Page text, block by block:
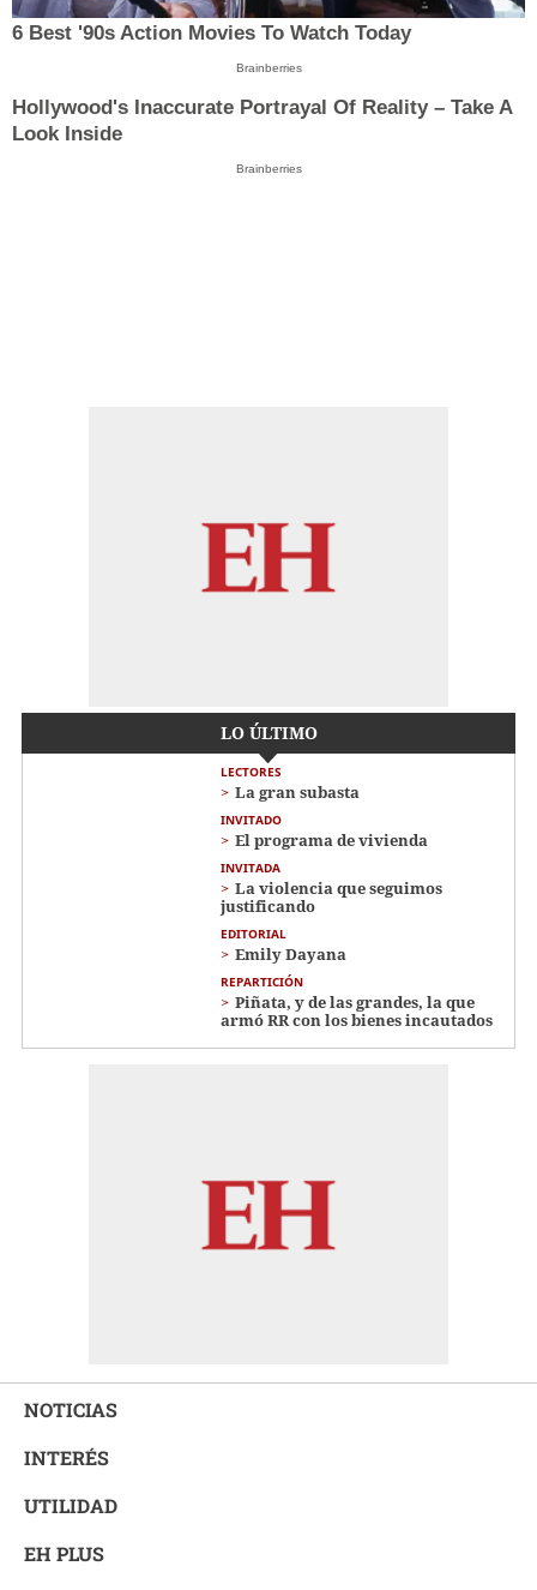
6 Best '90s Action Movies To Watch Today
Brainberries
Hollywood's Inaccurate Portrayal Of Reality – Take A
Look Inside
Brainberries
LO ÚLTIMO
LECTORES
La gran subasta
INVITADO
El programa de vivienda
INVITADA
La violencia que seguimos
justificando
EDITORIAL
Emily Dayana
REPARTICIÓN
Piñata, y de las grandes, la que
armó RR con los bienes incautados
NOTICIAS
INTERÉS
UTILIDAD
EH PLUS